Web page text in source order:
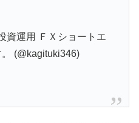
資運用 ＦＸショートエ
(@kagituki346)